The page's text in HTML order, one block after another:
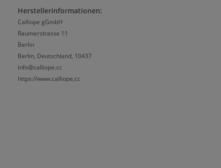
Herstellerinformationen:
Calliope gGmbH
Raumerstrasse 11
Berlin
Berlin, Deutschland, 10437
info@calliope.cc
https://www.calliope,cc